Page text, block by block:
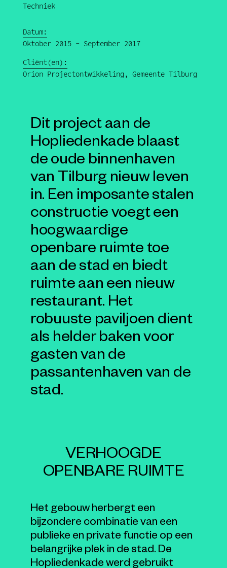
Techniek
Datum:
Oktober 2015 - September 2017
Cliënt(en):
Orion Projectontwikkeling, Gemeente Tilburg
Dit project aan de
Hopliedenkade blaast
de oude binnenhaven
van Tilburg nieuw leven
in. Een imposante stalen
constructie voegt een
hoogwaardige
openbare ruimte toe
aan de stad en biedt
ruimte aan een nieuw
restaurant. Het
robuuste paviljoen dient
als helder baken voor
gasten van de
passantenhaven van de
stad.
VERHOOGDE
OPENBARE RUIMTE
Het gebouw herbergt een
bijzondere combinatie van een
publieke en private functie op een
belangrijke plek in de stad. De
Hopliedenkade werd gebruikt